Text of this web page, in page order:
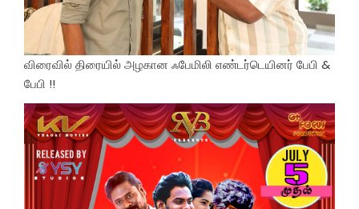
விரைவில் திரையில் அழகான ஃபேமிலி எண்டர்டெயினர் பேபி &
பேபி !!